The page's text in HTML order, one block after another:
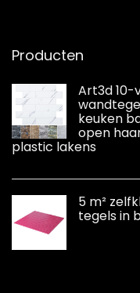
Producten
Art3d 10-
keuken
open
plastic lakens
5 m²
tegels in